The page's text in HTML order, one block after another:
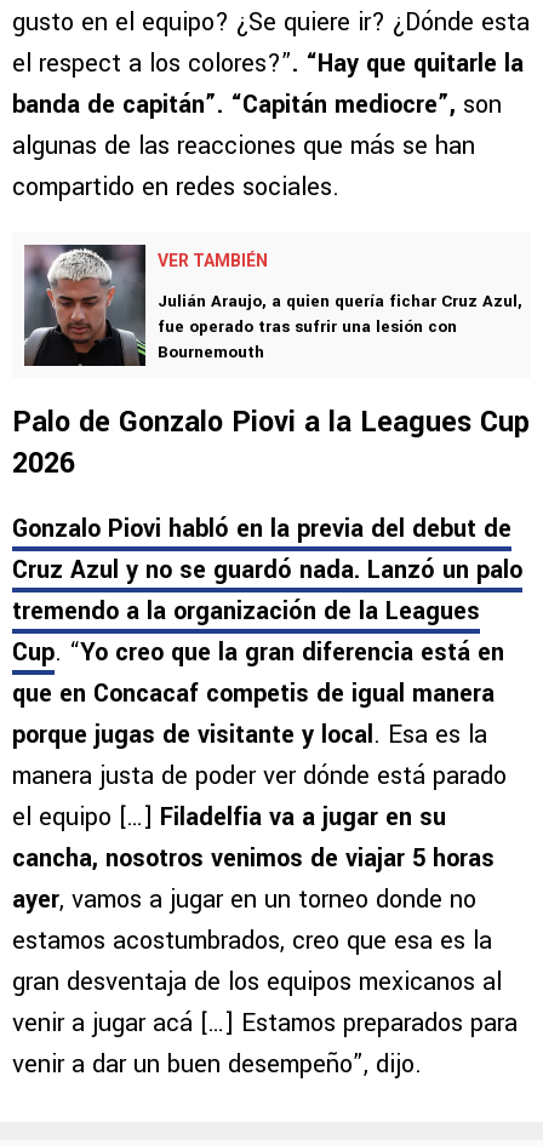
gusto en el equipo? ¿Se quiere ir? ¿Dónde esta
el respect a los colores?”. “Hay que quitarle la
banda de capitán”. “Capitán mediocre”, son
algunas de las reacciones que más se han
compartido en redes sociales.
VER TAMBIÉN
Julián Araujo, a quien quería fichar Cruz Azul,
fue operado tras sufrir una lesión con
Bournemouth
Palo de Gonzalo Piovi a la Leagues Cup
2026
Gonzalo Piovi habló en la previa del debut de
Cruz Azul y no se guardó nada. Lanzó un palo
tremendo a la organización de la Leagues
Cup. “Yo creo que la gran diferencia está en
que en Concacaf competis de igual manera
porque jugas de visitante y local. Esa es la
manera justa de poder ver dónde está parado
el equipo […] Filadelfia va a jugar en su
cancha, nosotros venimos de viajar 5 horas
ayer, vamos a jugar en un torneo donde no
estamos acostumbrados, creo que esa es la
gran desventaja de los equipos mexicanos al
venir a jugar acá […] Estamos preparados para
venir a dar un buen desempeño”, dijo.